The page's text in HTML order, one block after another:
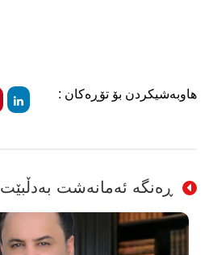
هاوبەشیکردن بۆ تۆڕەکان :
ڕەنگە ئەمانەشت بەدڵبێت